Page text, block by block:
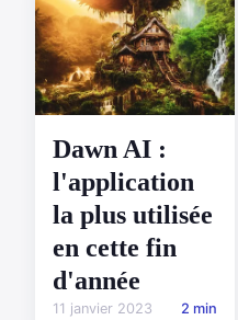
Dawn AI :
l'application
la plus utilisée
en cette fin
d'année
11 janvier 2023 2 min